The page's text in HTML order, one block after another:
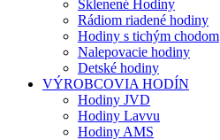
Sklenené Hodiny
Rádiom riadené hodiny
Hodiny s tichým chodom
Nalepovacie hodiny
Detské hodiny
VÝROBCOVIA HODÍN
Hodiny JVD
Hodiny Lavvu
Hodiny AMS